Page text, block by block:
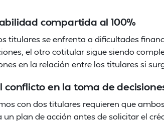
compartida al 100%
titulares se enfrenta a dificultades
el otro cotitular sigue siendo
en la relación entre los titulares si
conflicto en la toma de
con dos titulares requieren que
un plan de acción antes de solicitar el